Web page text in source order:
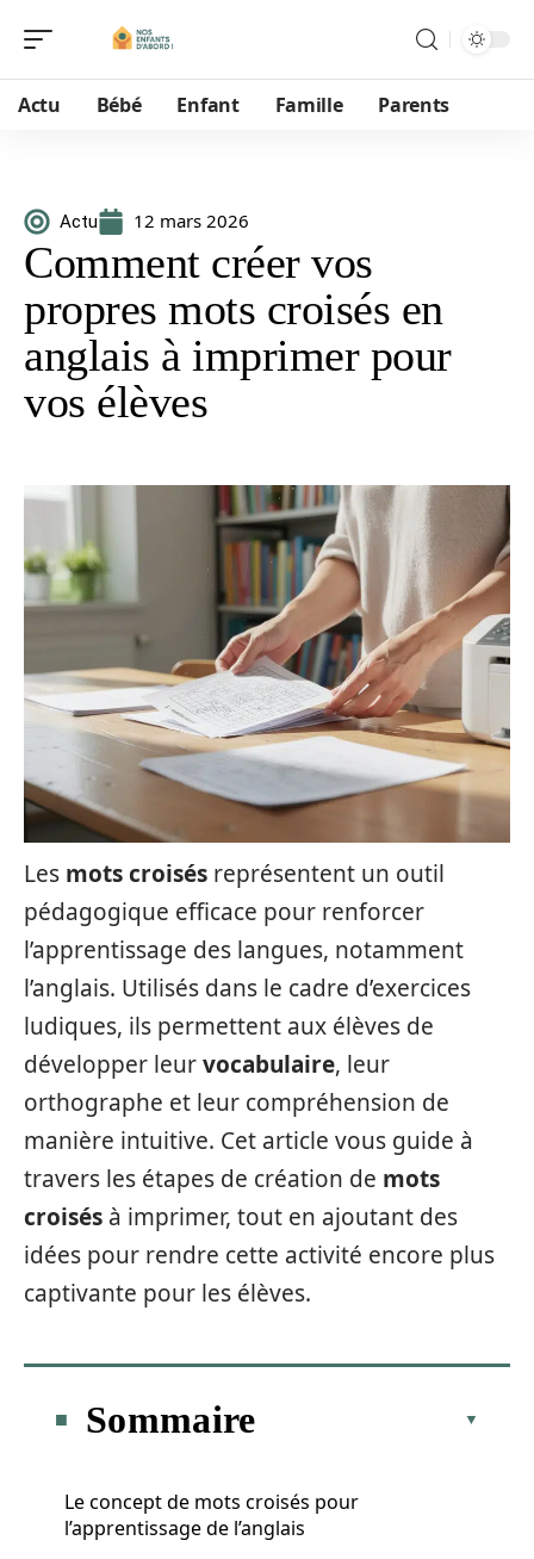
Actu Bébé Enfant Famille Parents
Actu 12 mars 2026
Comment créer vos
propres mots croisés en
anglais à imprimer pour
vos élèves
Les mots croisés représentent un outil
pédagogique efficace pour renforcer
l’apprentissage des langues, notamment
l’anglais. Utilisés dans le cadre d’exercices
ludiques, ils permettent aux élèves de
développer leurvocabulaire, leur
orthographe et leur compréhension de
manière intuitive. Cet article vous guide à
travers les étapes de création de mots
croisés à imprimer, tout en ajoutant des
idées pour rendre cette activité encore plus
captivante pour les élèves.
Sommaire
Le concept de mots croisés pour
l’apprentissage de l’anglais